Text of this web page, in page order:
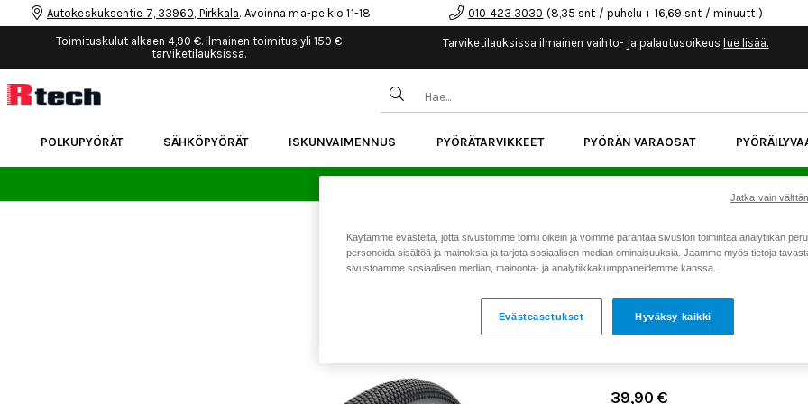
Autokeskuksentie 7, 33960, Pirkkala. Avoinna ma-pe klo 11-18. 010 423 3030 (8,35 snt / puhelu + 16,69 snt / minuutti)
Toimituskulut alkaen 4,90 €. Ilmainen toimitus yli 150 €
tarviketilauksissa.
Tarviketilauksissa ilmainen vaihto- ja palautusoikeus lue lisää.
POLKUPYÖRÄT SÄHKÖPYÖRÄT ISKUNVAIMENNUS PYÖRÄTARVIKKEET PYÖRÄN VARAOSAT
Koti > Kaikki tuotteet Pyörän
ulkorengas
SCHWALBE G-ONE 28'
PERF RG, FOLD
39,90 €
Käytämme evästeitä, jotta sivustomme toimii oikein ja voimme parantaa sivuston toimintaa analytiikan
personoida sisältöä ja mainoksia ja tarjota sosiaalisen median ominaisuuksia. Jaamme myös tietoja
sivustoamme sosiaalisen median, mainonta- ja analytiikkakumppaneidemme kanssa.
Hyväksy kaikki
Evästeasetukset
Jatka vain